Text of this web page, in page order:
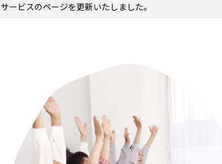
ービスのページを更新いたしました。